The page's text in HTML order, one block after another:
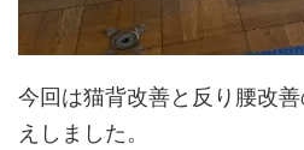
今回は猫背改善と反り腰改
えしました。